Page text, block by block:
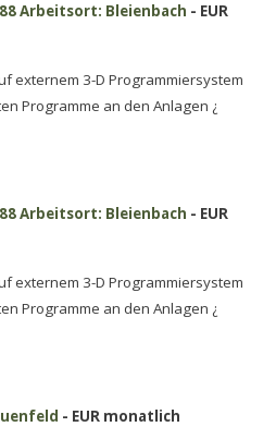
Arbeitsort: Bleienbach - EUR
externem 3-D Programmiersystem
Programme an den Anlagen ¿
Arbeitsort: Bleienbach - EUR
externem 3-D Programmiersystem
Programme an den Anlagen ¿
- EUR monatlich